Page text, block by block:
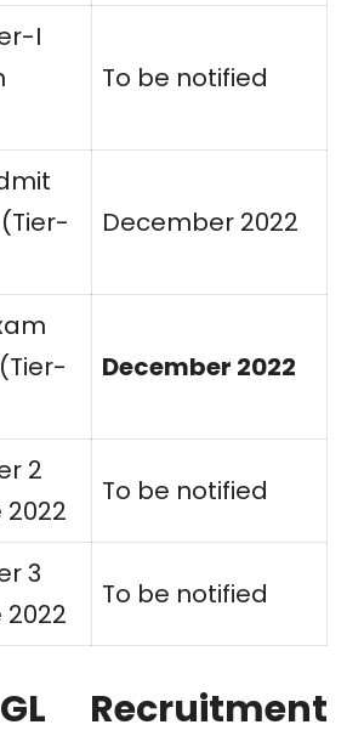
I
To be notified
December 2022
December 2022
2
2022
To be notified
3
2022
To be notified
Recruitment